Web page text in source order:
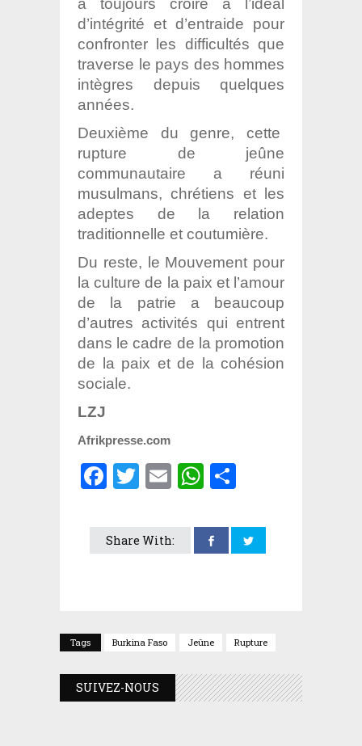
à toujours croire à l’idéal
d’intégrité et d’entraide pour
confronter les difficultés que
traverse le pays des hommes
intègres depuis quelques
années.
Deuxième du genre, cette
rupture de jeûne
communautaire a réuni
musulmans, chrétiens et les
adeptes de la relation
traditionnelle et coutumière.
Du reste, le Mouvement pour
la culture de la paix et l’amour
de la patrie a beaucoup
d’autres activités qui entrent
dans le cadre de la promotion
de la paix et de la cohésion
sociale.
LZJ
Afrikpresse.com
Facebook
Twitter
EmailWhatsApp
Share With:
Tags Burkina Faso Jeûne Rupture
SUIVEZ-NOUS